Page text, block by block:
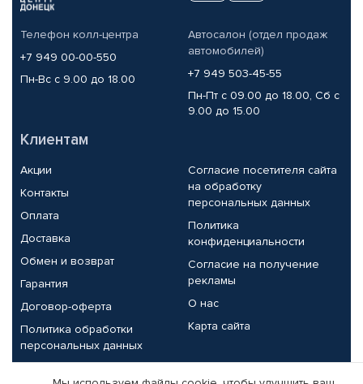
Телефон колл-центра
+7 949 00-00-550
Пн-Вс с 9.00 до 18.00
Автосалон (отдел продаж
автомобилей)
+7 949 503-45-55
Пн-Пт с 09.00 до 18.00, Сб с
9.00 до 15.00
Клиентам
Акции
Контакты
Оплата
Доставка
Обмен и возврат
Гарантия
Договор-оферта
Политика обработки
персональных данных
Согласие посетителя сайта
на обработку
персональных данных
Политика
конфиденциальности
Согласие на получение
рекламы
О нас
Карта сайта